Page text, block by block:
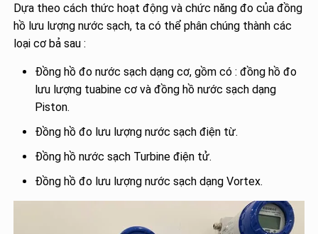
Dựa theo cách thức hoạt động và chức năng đo của đồng
hồ lưu lượng nước sạch, ta có thể phân chúng thành các
loại cơ bả sau :
Đồng hồ đo nước sạch dạng cơ, gồm có : đồng hồ đo
lưu lượng tuabine cơ và đồng hồ nước sạch dạng
Piston.
Đồng hồ đo lưu lượng nước sạch điện từ.
Đồng hồ nước sạch Turbine điện tử.
Đồng hồ đo lưu lượng nước sạch dạng Vortex.